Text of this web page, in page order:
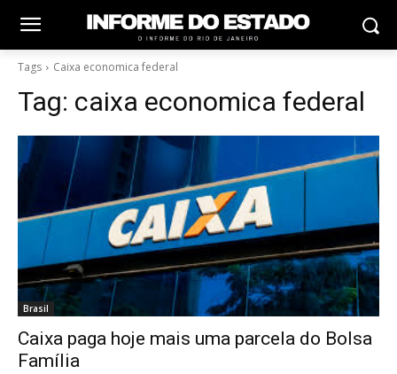
Tags Caixa economica federal
Tag: caixa economica federal
Brasil
Caixa paga hoje mais uma parcela do Bolsa
Família